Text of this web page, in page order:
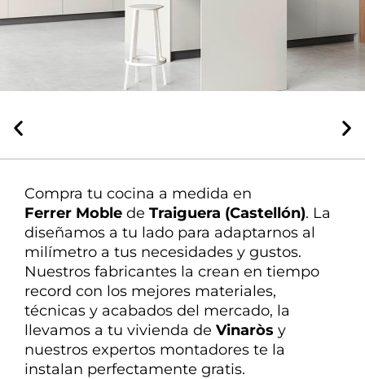
La mejor atención
decoración te ayuda en todo
Compra tu cocina a medida en
Ferrer Moble de Traiguera (Castellón). La
diseñamos a tu lado para adaptarnos al
milímetro a tus necesidades y gustos.
Nuestros fabricantes la crean en tiempo
record con los mejores materiales,
técnicas y acabados del mercado, la
llevamos a tu vivienda de Vinaròs y
nuestros expertos montadores te la
instalan perfectamente gratis.